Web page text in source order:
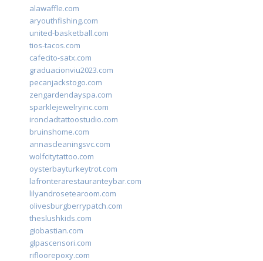
alawaffle.com
aryouthfishing.com
united-basketball.com
tios-tacos.com
cafecito-satx.com
graduacionviu2023.com
pecanjackstogo.com
zengardendayspa.com
sparklejewelryinc.com
ironcladtattoostudio.com
bruinshome.com
annascleaningsvc.com
wolfcitytattoo.com
oysterbayturkeytrot.com
lafronterarestauranteybar.com
lilyandrosetearoom.com
olivesburgberrypatch.com
theslushkids.com
giobastian.com
glpascensori.com
rifloorepoxy.com